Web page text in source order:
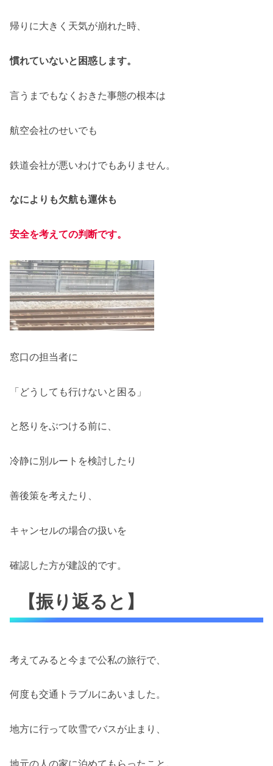
帰りに大きく天気が崩れた時、
慣れていないと困惑します。
言うまでもなくおきた事態の根本は
航空会社のせいでも
鉄道会社が悪いわけでもありません。
なによりも欠航も運休も
安全を考えての判断です。
窓口の担当者に
「どうしても行けないと困る」
と怒りをぶつける前に、
冷静に別ルートを検討したり
善後策を考えたり、
キャンセルの場合の扱いを
確認した方が建設的です。
【振り返ると】
考えてみると今まで公私の旅行で、
何度も交通トラブルにあいました。
地方に行って吹雪でバスが止まり、